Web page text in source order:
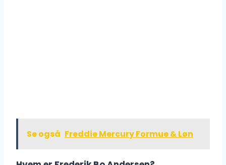
Se også Freddie Mercury Formue & Løn